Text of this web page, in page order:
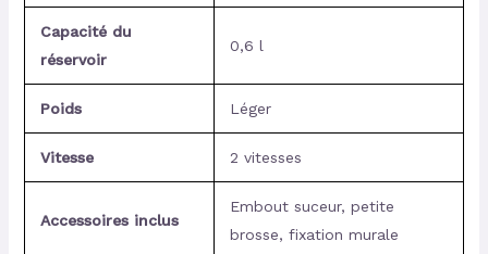
Capacité du
réservoir
0,6 l
Poids Léger
Vitesse 2 vitesses
Accessoires inclus
Embout suceur, petite
brosse, fixation murale